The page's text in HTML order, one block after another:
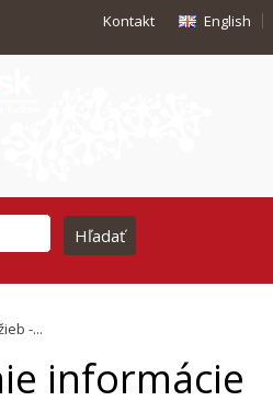
Kontakt English
-...
informácie